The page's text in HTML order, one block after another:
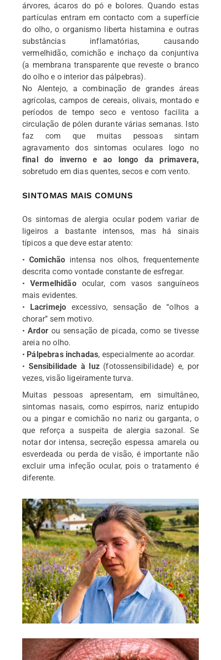
árvores, ácaros do pó e bolores. Quando estas
partículas entram em contacto com a superfície
do olho, o organismo liberta histamina e outras
substâncias inflamatórias, causando
vermelhidão, comichão e inchaço da conjuntiva
(a membrana transparente que reveste o branco
do olho e o interior das pálpebras).
No Alentejo, a combinação de grandes áreas
agrícolas, campos de cereais, olivais, montado e
períodos de tempo seco e ventoso facilita a
circulação de pólen durante várias semanas. Isto
faz com que muitas pessoas sintam
agravamento dos sintomas oculares logo no
final do inverno e ao longo da primavera,
sobretudo em dias quentes, secos e com vento.
SINTOMAS MAIS COMUNS
Os sintomas de alergia ocular podem variar de
ligeiros a bastante intensos, mas há sinais
típicos a que deve estar atento:
• Comichão intensa nos olhos, frequentemente
descrita como vontade constante de esfregar.
• Vermelhidãoocular, com vasos sanguíneos
mais evidentes.
• Lacrimejo excessivo, sensação de “olhos a
chorar” sem motivo.
•Ardorou sensação de picada, como se tivesse
areia no olho.
• Pálpebras inchadas, especialmente ao acordar.
• Sensibilidade à luz(fotossensibilidade) e, por
vezes, visão ligeiramente turva.
Muitas pessoas apresentam, em simultâneo,
sintomas nasais, como espirros, nariz entupido
ou a pingar e comichão no nariz ou garganta, o
que reforça a suspeita de alergia sazonal. Se
notar dor intensa, secreção espessa amarela ou
esverdeada ou perda de visão, é importante não
excluir uma infeção ocular, pois o tratamento é
diferente.